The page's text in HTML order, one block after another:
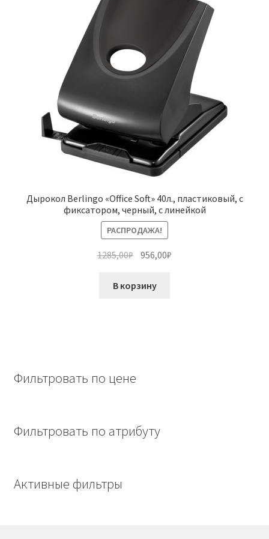
Дырокол Berlingo «Office Soft» 40л., пластиковый, с
фиксатором, черный, с линейкой
РАСПРОДАЖА!
1285,00₽ Первоначальная
составляла
956,00₽
В корзину
Фильтровать по цене
Фильтровать по атрибуту
Активные фильтры